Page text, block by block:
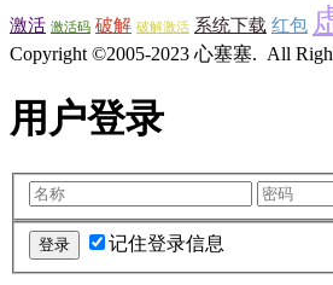
激活 激活码 破解 破解激活 系统下载 红包
Copyright ©2005-2023 心塞塞. All
用户登录
记住登录信息